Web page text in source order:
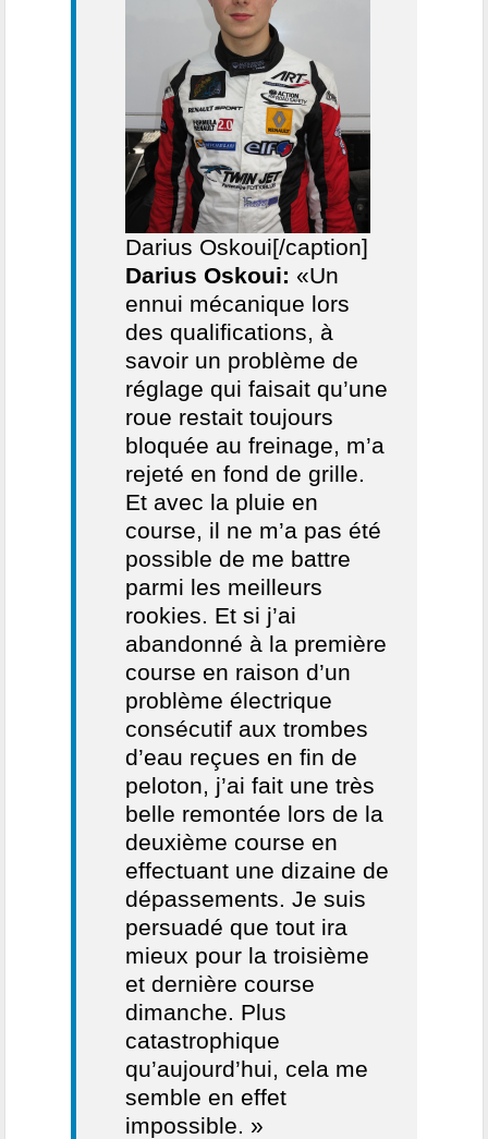
Darius Oskoui[/caption]
Darius Oskoui: «Un
ennui mécanique lors
des qualifications, à
savoir un problème de
réglage qui faisait qu’une
roue restait toujours
bloquée au freinage, m’a
rejeté en fond de grille.
Et avec la pluie en
course, il ne m’a pas été
possible de me battre
parmi les meilleurs
rookies. Et si j’ai
abandonné à la première
course en raison d’un
problème électrique
consécutif aux trombes
d’eau reçues en fin de
peloton, j’ai fait une très
belle remontée lors de la
deuxième course en
effectuant une dizaine de
dépassements. Je suis
persuadé que tout ira
mieux pour la troisième
et dernière course
dimanche. Plus
catastrophique
qu’aujourd’hui, cela me
semble en effet
impossible. »